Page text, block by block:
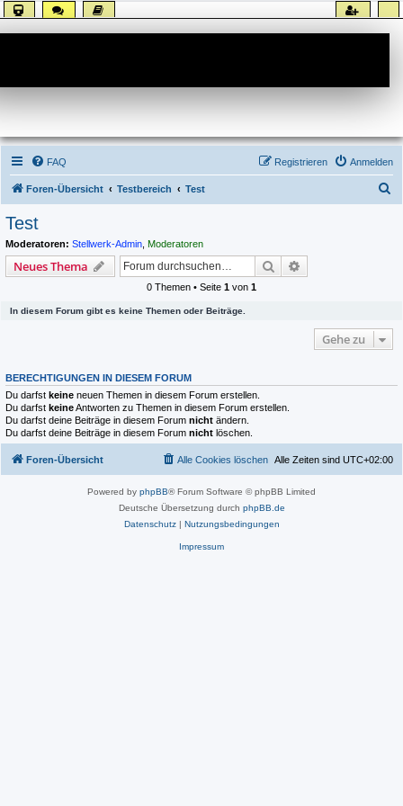
FAQ Anmelden
Registrieren
Foren-Übersicht Testbereich Test
Test
Moderatoren: Stellwerk-Admin Moderatoren
Neues Thema Suche
0 Themen • Seite 1 von 1
In diesem Forum gibt es keine Themen oder Beiträge.
Gehe zu
BERECHTIGUNGEN IN DIESEM FORUM
Du darfst keine neuen Themen in diesem Forum erstellen.
Du darfst keineAntworten zu Themen in diesem Forum erstellen.
Du darfst deine Beiträge in diesem Forum nicht ändern.
Du darfst deine Beiträge in diesem Forum nicht löschen.
Foren-Übersicht Alle Zeiten sind UTC+02:00
Alle Cookies löschen
Powered by phpBB® Forum Software © phpBB Limited
Deutsche Übersetzung durch phpBB.de
Datenschutz| Nutzungsbedingungen
Impressum